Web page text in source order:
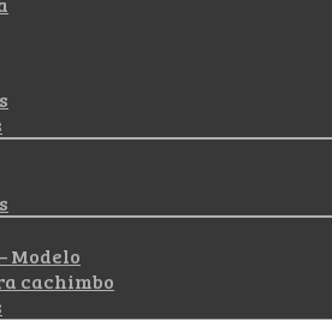
Modelo
cachimbo